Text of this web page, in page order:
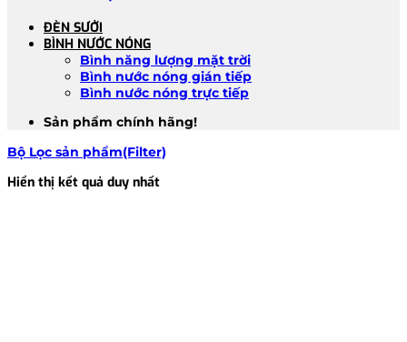
ĐÈN SƯỞI
BÌNH NƯỚC NÓNG
Bình năng lượng mặt trời
Bình nước nóng gián tiếp
Bình nước nóng trực tiếp
Sản phẩm chính hãng!
Bộ Lọc sản phẩm(Filter)
Hiển thị kết quả duy nhất